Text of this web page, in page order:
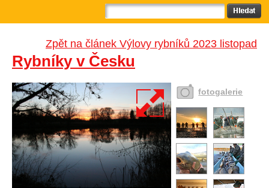
Zpět na článek Výlovy rybníků 2023 listopad
Rybníky v Česku
fotogalerie